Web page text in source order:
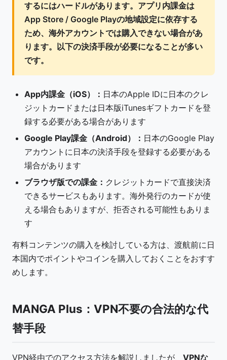
するにはハードルがあります。アプリ内課金は
App Store / Google Playの地域設定に依存する
ため、海外アカウントでは購入できない場合があ
ります。以下の決済手段が必要になることが多い
です。
App内課金（iOS）： 日本のApple IDに日本のクレ
ジットカードまたは日本版iTunesギフトカードを登
録する必要がある場合があります
Google Play課金（Android）： 日本のGoogle Play
アカウントに日本の決済手段を登録する必要がある
場合があります
ブラウザ版での課金： クレジットカードで直接決済
できるサービスもあります。海外発行のカードが使
える場合もありますが、拒否される可能性もありま
す
有料コンテンツの購入を検討している方は、渡航前に日
本国内でポイントやコインを購入しておくことをおすす
めします。
MANGA Plus：VPN不要の合法的な代
替手段
VPN経由でのアクセス方法を解説しましたが、 VPNな